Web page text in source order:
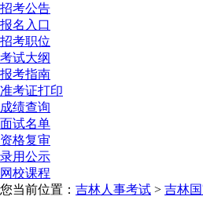
招考公告
报名入口
招考职位
考试大纲
报考指南
准考证打印
成绩查询
面试名单
资格复审
录用公示
网校课程
您当前位置： 吉林人事考试 > 吉林